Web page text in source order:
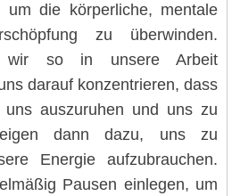
um die körperliche, mentale
zu überwinden.
wir so in unsere Arbeit
darauf konzentrieren, dass
auszuruhen und uns zu
dann dazu, uns zu
Energie aufzubrauchen.
Pausen einlegen, um